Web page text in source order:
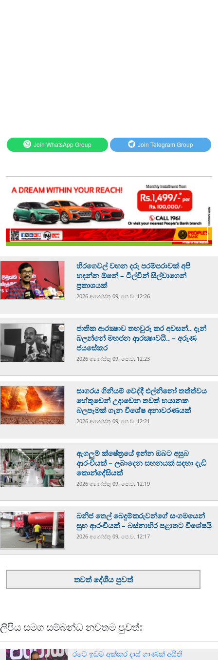
Join WhatsApp Group Join Telegram Group
හිරගෙවල් වහන දරු පරම්පරාවක් අපි
හදන්න ඕනේ – ටිල්වින් සිල්වාගෙන්
ප්‍රකාශයක්
2026 අගෝස්‍තු 09, පෙ.ව. 12:26
ජාතික ආරක්‍ෂාව තහවුරු කර අවසන්.. දැන්
බලන්නේ මහජන ආරක්‍ෂාවයි.. – අරුණ
ජයසේකර
2026 අගෝස්‍තු 09, පෙ.ව. 12:23
සාගරය ගිනියම් වෙද්දී එල්නිනෝ තත්ත්වය
හේතුවෙන් උදාවෙන තවත් භයානක
බලපෑමක් ගැන විශේෂ අනාවරණයක්
2026 අගෝස්‍තු 09, පෙ.ව. 12:21
ඇගලුම් ක්ෂේත්‍රයේ ඉන්න ඔබට අසුබ
ආරංචියක් – ලබාදෙන සහනයක් සඳහා දැඩි
කොන්දේසියක්
2026 අගෝස්‍තු 09, පෙ.ව. 12:19
ඛනිජ තෙල් බෙදුම්කරුවන්ගේ සංගමයෙන්
සුභ ආරංචියක් – බස්නාහිර පළාතට විශේෂයි
2026 අගෝස්‍තු 09, පෙ.ව. 12:17
තවත් දේශීය පුවත්
ලිපිය සමග සම්බන්ධ නවතම පුවත්:
රටේ ඉඩම් අක්කර දාස් ගාණක් අයිති